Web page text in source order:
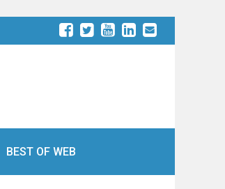
BEST OF WEB